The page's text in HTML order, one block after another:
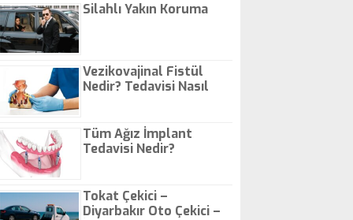
Silahlı Yakın Koruma
Vezikovajinal Fistül
Nedir? Tedavisi Nasıl
Tüm Ağız İmplant
Tedavisi Nedir?
Tokat Çekici –
Diyarbakır Oto Çekici –